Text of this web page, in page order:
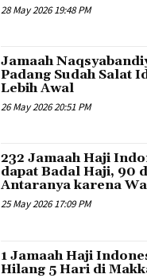
28 May 2026 19:48 PM
Jamaah
Padang Sudah Salat
Lebih Awal
26 May 2026 20:51 PM
232 Jamaah Haji
dapat Badal Haji, 90
Antaranya karena
25 May 2026 17:09 PM
1 Jamaah Haji
Hilang 5 Hari di